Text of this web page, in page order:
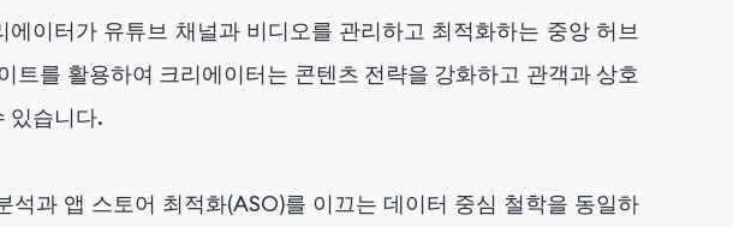
이터가 유튜브 채널과 비디오를 관리하고 최적화하는 중앙 허브
트를 활용하여 크리에이터는 콘텐츠 전략을 강화하고 관객과 상호
있습니다.
석과 앱 스토어 최적화(ASO)를 이끄는 데이터 중심 철학을 동일하